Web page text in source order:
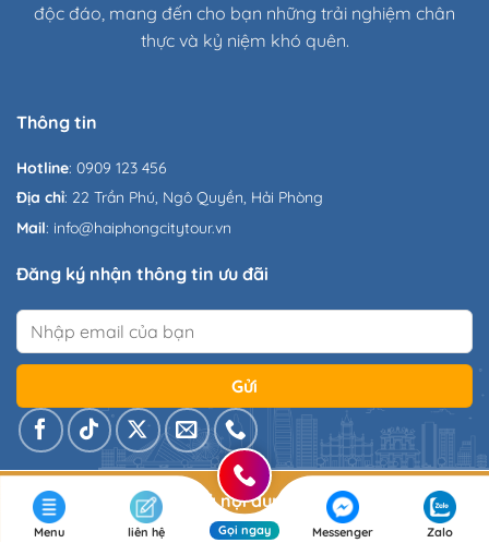
độc đáo, mang đến cho bạn những trải nghiệm chân
thực và kỷ niệm khó quên.
Thông tin
Hotline: 0909 123 456
Địa chỉ: 22 Trần Phú, Ngô Quyền, Hải Phòng
Mail: info@haiphongcitytour.vn
Đăng ký nhận thông tin ưu đãi
Copyright 2026 © Tất cả nội dung và hình ảnh trên web
chỉ dùng để làm Demo tham khảo
Menu liên hệ Gọi ngay Messenger Zalo